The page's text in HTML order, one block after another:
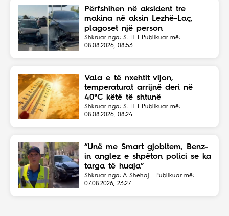
Përfshihen në aksident tre
makina në aksin Lezhë-Laç,
plagoset një person
Shkruar nga: S. H | Publikuar më:
08.08.2026, 08:53
Vala e të nxehtit vijon,
temperaturat arrijnë deri në
40°C këtë të shtunë
Shkruar nga: S. H | Publikuar më:
08.08.2026, 08:24
“Unë me Smart gjobitem, Benz-
in anglez e shpëton polici se ka
targa të huaja”
Shkruar nga: A Shehaj | Publikuar më:
07.08.2026, 23:27